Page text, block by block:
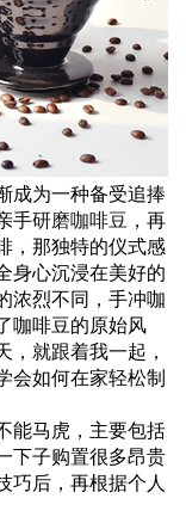
成为一种备受追捧
手研磨咖啡豆 ，再
，那独特的仪式感
身心沉浸在美好的
浓烈不同，手冲咖
咖啡豆的原始风
，就跟着我一起，
会如何在家轻松制
能马虎，主要包括
下子购置很多昂贵
巧后，再根据个人